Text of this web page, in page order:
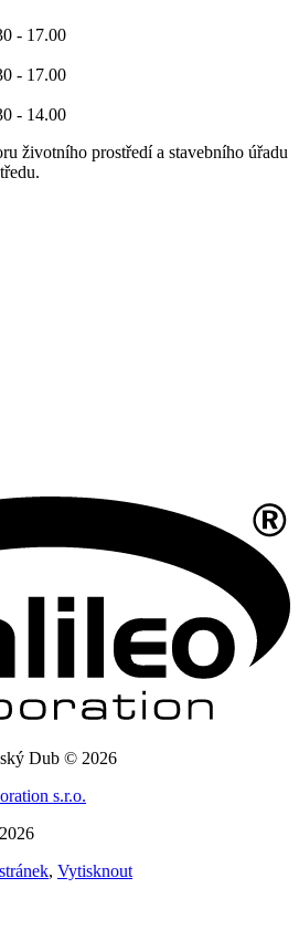
- 17.00
- 17.00
- 14.00
životního prostředí a stavebního úřadu
Dub © 2026
s.r.o.
, Vytisknout